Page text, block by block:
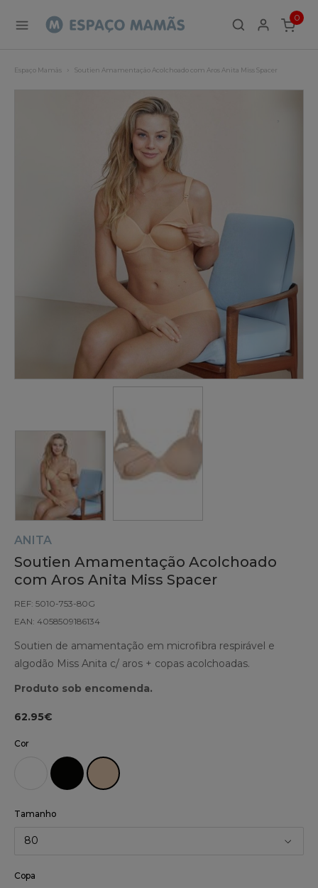
0
ITEMS
Espaço Mamãs Soutien Amamentação Acolchoado com Aros Anita Miss Spacer
ANITA
Soutien Amamentação Acolchoado
com Aros Anita Miss Spacer
REF: 5010-753-80G
EAN: 4058509186134
Soutien de amamentação em microfibra respirável e
algodão Miss Anita c/ aros + copas acolchoadas.
Produto sob encomenda.
62.95€
Cor
Tamanho
80
Copa